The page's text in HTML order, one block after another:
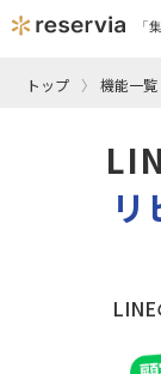
「
トップ 機能一覧
リ